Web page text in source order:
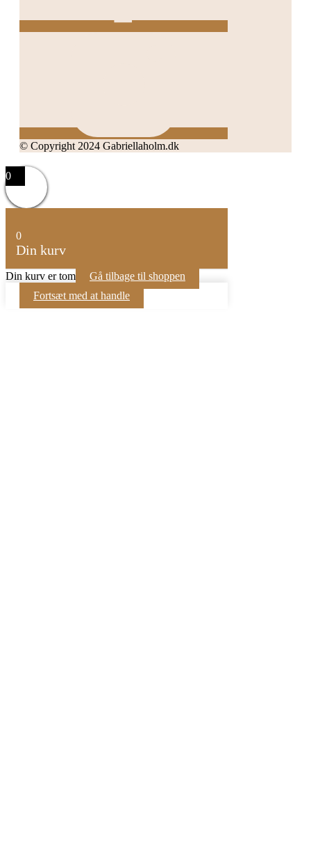
© Copyright 2024 Gabriellaholm.dk
0
0
Din kurv
Din kurv er tom
Gå tilbage til shoppen
Fortsæt med at handle